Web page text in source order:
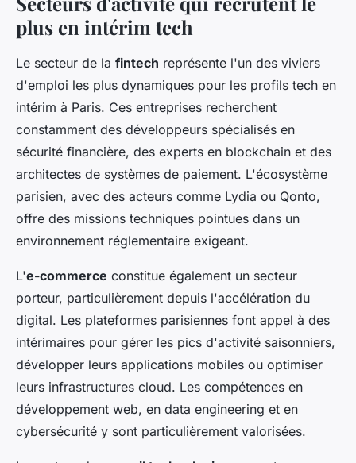
plus en intérim tech
Le secteur de la fintech représente l'un des viviers
d'emploi les plus dynamiques pour les profils tech en
intérim à Paris. Ces entreprises recherchent
constamment des développeurs spécialisés en
sécurité financière, des experts en blockchain et des
architectes de systèmes de paiement. L'écosystème
parisien, avec des acteurs comme Lydia ou Qonto,
offre des missions techniques pointues dans un
environnement réglementaire exigeant.
L'e-commerce constitue également un secteur
porteur, particulièrement depuis l'accélération du
digital. Les plateformes parisiennes font appel à des
intérimaires pour gérer les pics d'activité saisonniers,
développer leurs applications mobiles ou optimiser
leurs infrastructures cloud. Les compétences en
développement web, en data engineering et en
cybersécurité y sont particulièrement valorisées.